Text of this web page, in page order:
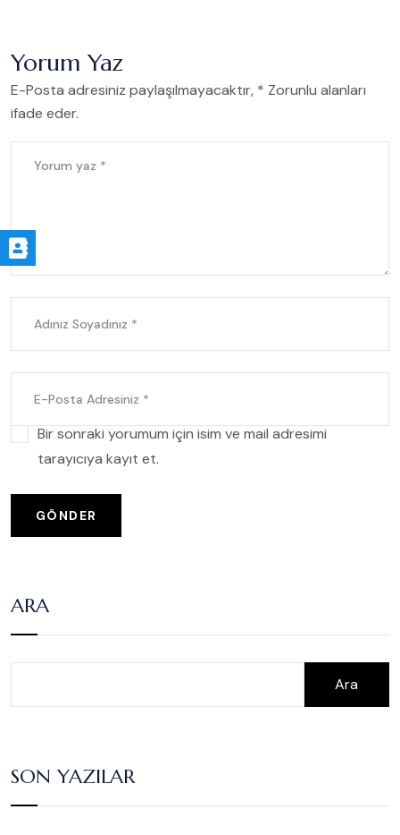
Yorum Yaz
E-Posta adresiniz paylaşılmayacaktır, * Zorunlu alanları
ifade eder.
Bir sonraki yorumum için isim ve mail adresimi
tarayıcıya kayıt et.
GÖNDER
ARA
Ara
SON YAZILAR